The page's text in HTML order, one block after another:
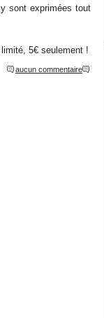
sont exprimées tout
limité, 5€ seulement !
aucun commentaire